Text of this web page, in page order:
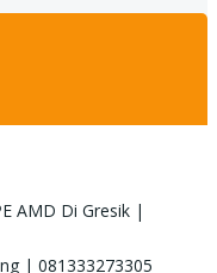
AMD Di Gresik |
| 081333273305